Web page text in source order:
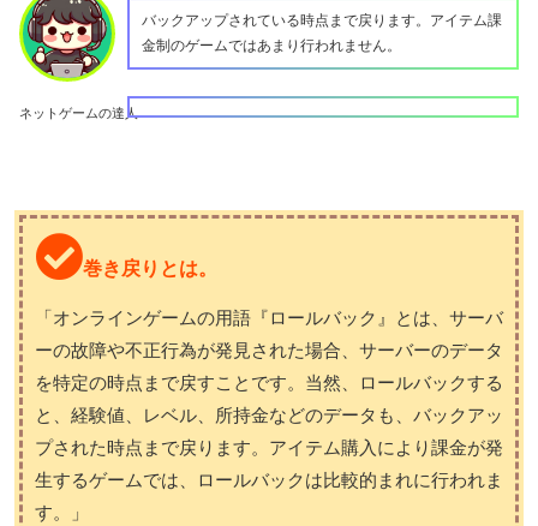
ネットゲームの達人
バックアップされている時点まで戻ります。アイテム課
金制のゲームではあまり行われません。
巻き戻りとは。
「オンラインゲームの用語『ロールバック』とは、サーバ
ーの故障や不正行為が発見された場合、サーバーのデータ
を特定の時点まで戻すことです。当然、ロールバックする
と、経験値、レベル、所持金などのデータも、バックアッ
プされた時点まで戻ります。アイテム購入により課金が発
生するゲームでは、ロールバックは比較的まれに行われま
す。」